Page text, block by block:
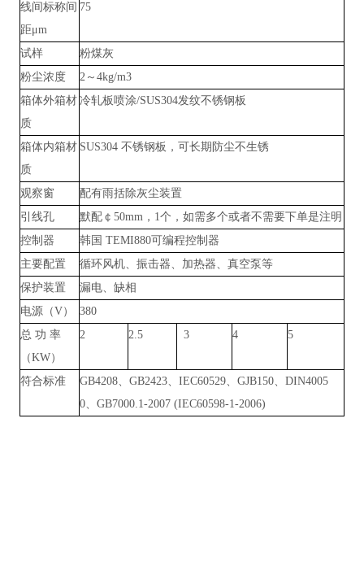
线间标称间
距μm
75
试样
粉煤灰
粉尘浓度
2～4kg/m3
箱体外箱材
质
冷轧板喷涂/SUS304发纹不锈钢板
箱体内箱材
质
SUS304 不锈钢板，可长期防尘不生锈
观察窗
配有雨括除灰尘装置
引线孔
默配￠ 50mm，1个，如需多个或者不需要下单是注明
控制器
韩国 TEMI880可编程控制器
主要配置
循环风机、振击器、加热器、真空泵等
保护装置
漏电、缺相
电源（V）
380
总 功 率
（KW）
2 2.5 3 4 5
符合标准
GB4208、GB2423、IEC60529、GJB150、DIN4005
0、GB7000.1-2007 (IEC60598-1-2006)